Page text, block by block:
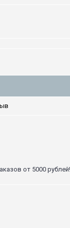
от 5000 рублей!